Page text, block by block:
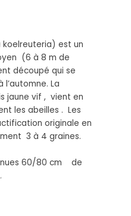
koelreuteria) est un
(6 à 8 m de
découpé qui se
l’automne. La
jaune vif , vient en
les abeilles . Les
originale en
3 à 4 graines.
nues 60/80 cm de